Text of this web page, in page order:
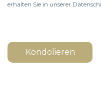
erhalten Sie in unserer
Kondolieren